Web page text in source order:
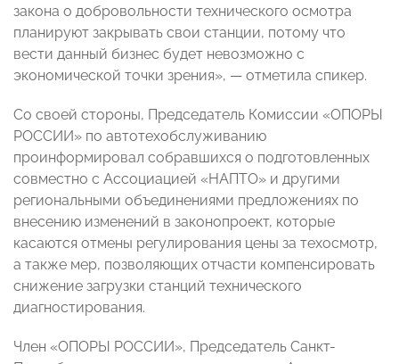
закона о добровольности технического осмотра
планируют закрывать свои станции, потому что
вести данный бизнес будет невозможно с
экономической точки зрения», — отметила спикер.
Со своей стороны, Председатель Комиссии «ОПОРЫ
РОССИИ» по автотехобслуживанию
проинформировал собравшихся о подготовленных
совместно с Ассоциацией «НАПТО» и другими
региональными объединениями предложениях по
внесению изменений в законопроект, которые
касаются отмены регулирования цены за техосмотр,
а также мер, позволяющих отчасти компенсировать
снижение загрузки станций технического
диагностирования.
Член «ОПОРЫ РОССИИ», Председатель Санкт-